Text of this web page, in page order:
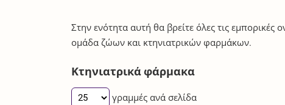
Στην ενότητα αυτή θα βρείτε όλες τις
ομάδα ζώων και κτηνιατρικών φαρμάκων.
Κτηνιατρικά φάρμακα
γραμμές ανά σελίδα